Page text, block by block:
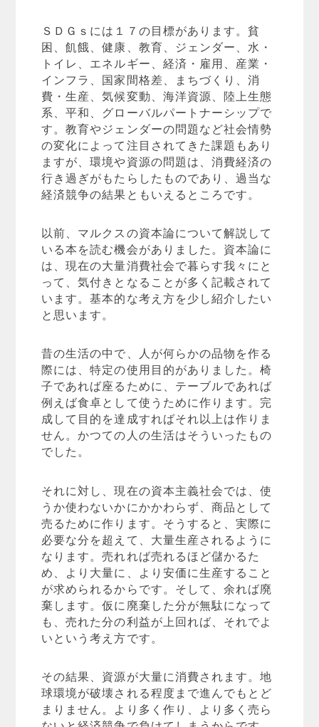
ＳＤＧｓには１７の目標があります。貧
困、飢餓、健康、教育、ジェンダー、水・
トイレ、エネルギー、経済・雇用、産業・
インフラ、国家間格差、まちづくり、消
費・生産、気候変動、海洋資源、陸上生態
系、平和、グローバルパートナーシップで
す。教育やジェンダーの問題など社会情勢
の変化によって注目されてきた課題もあり
ますが、環境や資源の問題は、消費経済の
行き過ぎがもたらしたものであり、過当な
経済競争の結果ともいえるところです。
以前、マルクスの資本論について解説して
いる本を読む機会がありました。資本論に
は、現在の大量消費社会で暮らす我々にと
って、気付きとなることが多く記載されて
います。基本的な考え方を少し紹介したい
と思います。
昔の生活の中で、人が何らかの品物を作る
際には、特定の使用目的がありました。椅
子であれば座るために、テーブルであれば
例えば食卓として使うために作ります。完
成して目的を達成すればそれ以上は作りま
せん。かつての人の生活はそういったもの
でした。
それに対し、現在の資本主義社会では、使
うか使わないかにかかわらず、商品として
売るために作ります。そうすると、実際に
必要な分を超えて、大量生産されるように
なります。売れれば売れるほど儲かるた
め、より大量に、より安価に生産すること
が求められるからです。そして、余れば廃
棄します。仮に廃棄した分が無駄になって
も、売れた分の利益が上回れば、それでよ
いという考え方です。
その結果、資源が大量に消費されます。地
球環境が破壊される程度まで進んでもとど
まりません。より多く作り、より多く売ら